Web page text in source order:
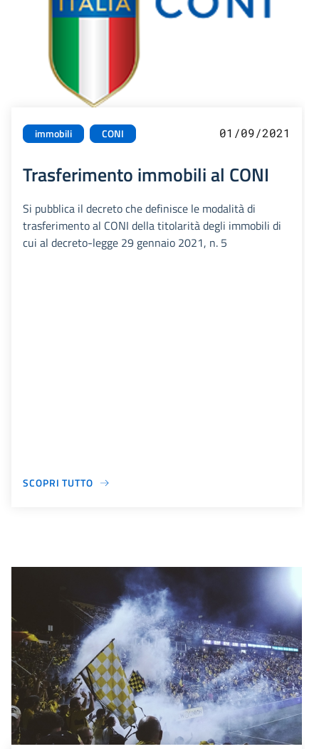
immobili CONI 01/09/2021
Trasferimento immobili al CONI
Si pubblica il decreto che definisce le modalità di
trasferimento al CONI della titolarità degli immobili di
cui al decreto-legge 29 gennaio 2021, n. 5
SCOPRI TUTTO